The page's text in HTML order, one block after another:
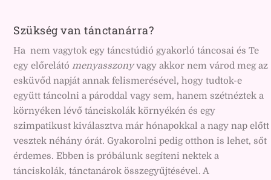
Szükség van tánctanárra?
Ha nem vagytok egy táncstúdió gyakorló táncosai és Te
egy előrelátómenyasszonyvagy akkor nem várod meg az
esküvőd napját annak felismerésével, hogy tudtok-e
együtt táncolni a pároddal vagy sem, hanem szétnéztek a
környéken lévő tánciskolák környékén és egy
szimpatikust kiválasztva már hónapokkal a nagy nap előtt
vesztek néhány órát. Gyakorolni pedig otthon is lehet, sőt
érdemes. Ebben is próbálunk segíteni nektek a
tánciskolák, tánctanárok összegyűjtésével. A